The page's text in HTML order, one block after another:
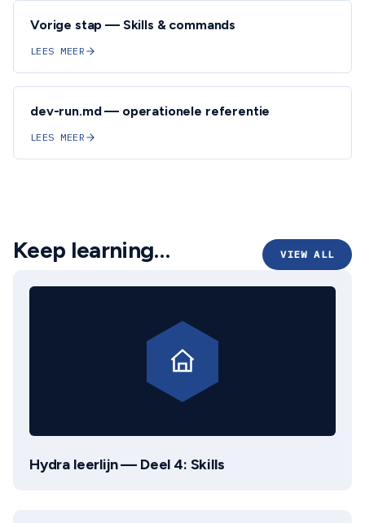
Vorige stap — Skills & commands
LEES MEER
dev-run.md — operationele referentie
LEES MEER
Keep learning… VIEW ALL
Hydra leerlijn — Deel 4: Skills